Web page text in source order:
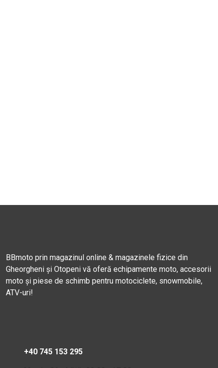
BBmoto prin magazinul online & magazinele fizice din
Gheorgheni și Otopeni vă oferă echipamente moto, accesorii
moto și piese de schimb pentru motociclete, snowmobile,
ATV-uri!
+40 745 153 295